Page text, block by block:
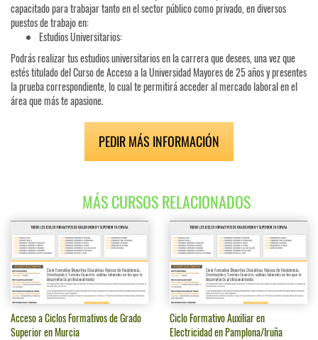
capacitado para trabajar tanto en el sector público como privado, en diversos
puestos de trabajo en:
Estudios Universitarios:
Podrás realizar tus estudios universitarios en la carrera que desees, una vez que
estés titulado del Curso de Acceso a la Universidad Mayores de 25 años y presentes
la prueba correspondiente, lo cual te permitirá acceder al mercado laboral en el
área que más te apasione.
PEDIR MÁS INFORMACIÓN
MÁS CURSOS RELACIONADOS
Acceso a Ciclos Formativos de Grado
Superior en Murcia
Ciclo Formativo Auxiliar en
Electricidad en Pamplona/Iruña